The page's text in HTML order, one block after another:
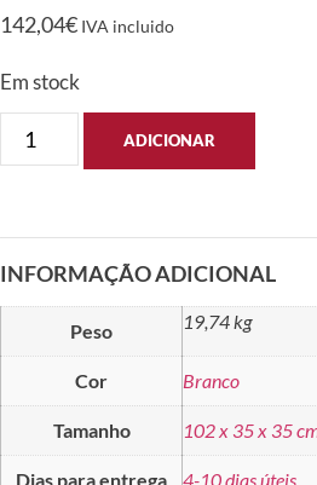
142,04€ IVA incluido
Em stock
ADICIONAR
INFORMAÇÃO ADICIONAL
Peso 19,74 kg
Cor Branco
Tamanho 102 x 35 x 35
Dias para entrega 4-10 dias úteis